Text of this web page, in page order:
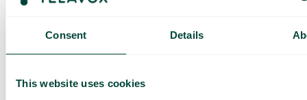
Consent Details
This website uses cookies
demo och
offert
Genomgång av våra
Offert anpassad för ditt